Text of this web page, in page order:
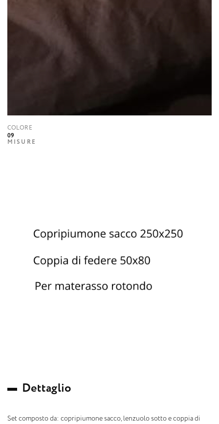
COLORE
09
MISURE
Dettaglio
Set composto da: copripiumone sacco, lenzuolo sotto e coppia di